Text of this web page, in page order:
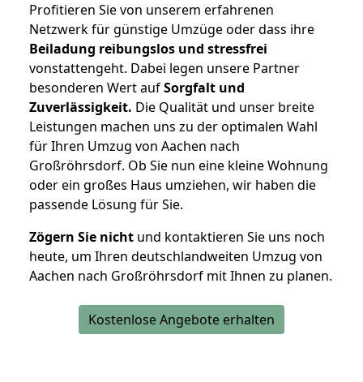
Profitieren Sie von unserem erfahrenen
Netzwerk für günstige Umzüge oder dass ihre
Beiladung reibungslos und stressfrei
vonstattengeht. Dabei legen unsere Partner
besonderen Wert aufSorgfalt und
Zuverlässigkeit. Die Qualität und unser breite
Leistungen machen uns zu der optimalen Wahl
für Ihren Umzug von Aachen nach
Großröhrsdorf. Ob Sie nun eine kleine Wohnung
oder ein großes Haus umziehen, wir haben die
passende Lösung für Sie.
Zögern Sie nicht und kontaktieren Sie uns noch
heute, um Ihren deutschlandweiten Umzug von
Aachen nach Großröhrsdorf mit Ihnen zu planen.
Kostenlose Angebote erhalten